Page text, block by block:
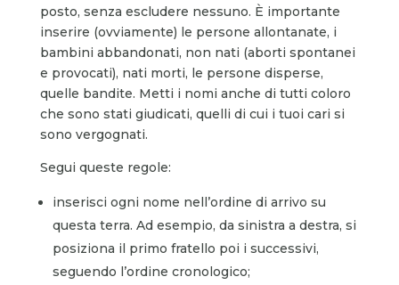
posto, senza escludere nessuno. È importante
inserire (ovviamente) le persone allontanate, i
bambini abbandonati, non nati (aborti spontanei
e provocati), nati morti, le persone disperse,
quelle bandite. Metti i nomi anche di tutti coloro
che sono stati giudicati, quelli di cui i tuoi cari si
sono vergognati.
Segui queste regole:
inserisci ogni nome nell’ordine di arrivo su
questa terra. Ad esempio, da sinistra a destra, si
posiziona il primo fratello poi i successivi,
seguendo l’ordine cronologico;